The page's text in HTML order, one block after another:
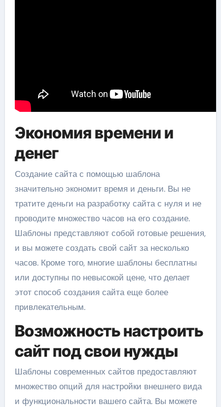
Экономия времени и
денег
Создание сайта с помощью шаблона
значительно экономит время и деньги. Вы не
тратите деньги на разработку сайта с нуля и не
проводите множество часов на его создание.
Шаблоны представляют собой готовые решения,
и вы можете создать свой сайт за несколько
часов. Кроме того, многие шаблоны бесплатны
или доступны по невысокой цене, что делает
этот способ создания сайта еще более
привлекательным.
Возможность настроить
сайт под свои нужды
Шаблоны современных сайтов предоставляют
множество опций для настройки внешнего вида
и функциональности вашего сайта. Вы можете